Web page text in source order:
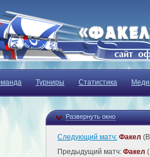
Турниры Статистика
Развернуть окно
Следующий матч: Факел
Предыдущий матч: Факел